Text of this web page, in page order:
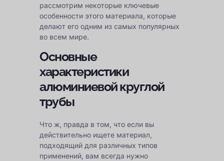
рассмотрим некоторые ключевые
особенности этого материала, которые
делают его одним из самых популярных
во всем мире.
Основные
характеристики
алюминиевой круглой
трубы
Что ж, правда в том, что если вы
действительно ищете материал,
подходящий для различных типов
применений, вам всегда нужно